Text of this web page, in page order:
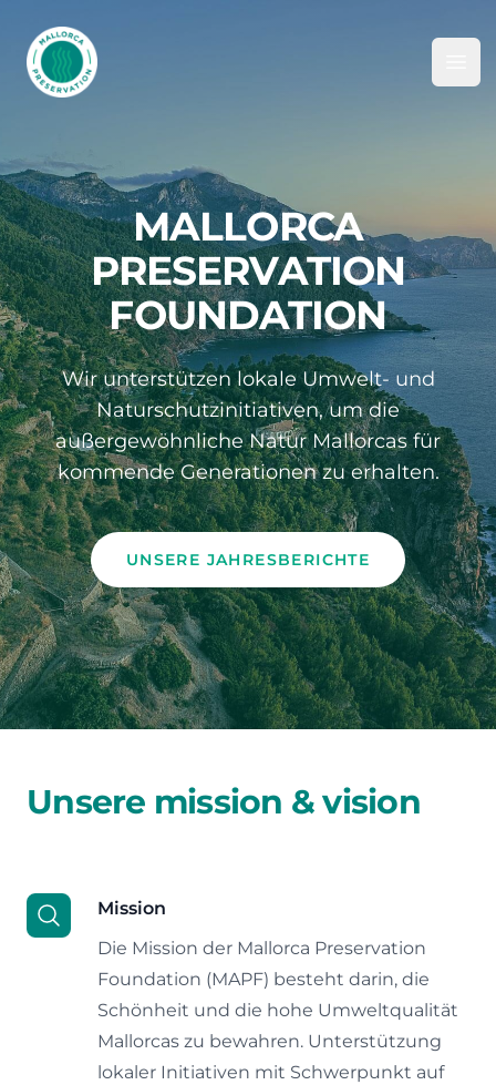
Mallorca Preservation Foundation
MALLORCA
PRESERVATION
FOUNDATION
Wir unterstützen lokale Umwelt- und
Naturschutzinitiativen, um die
außergewöhnliche Natur Mallorcas für
kommende Generationen zu erhalten.
UNSERE JAHRESBERICHTE
Unsere mission & vision
Mission
Die Mission der Mallorca Preservation
Foundation (MAPF) besteht darin, die
Schönheit und die hohe Umweltqualität
Mallorcas zu bewahren. Unterstützung
lokaler Initiativen mit Schwerpunkt auf